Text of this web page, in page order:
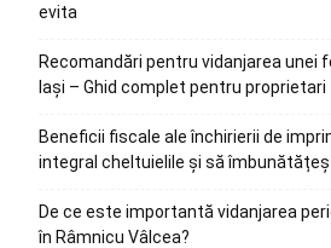
evita
Recomandări pentru vidanjarea unei
Iași – Ghid complet pentru proprietari
Beneficii fiscale ale închirierii de
integral cheltuielile și să
De ce este importantă vidanjarea
în Râmnicu Vâlcea?